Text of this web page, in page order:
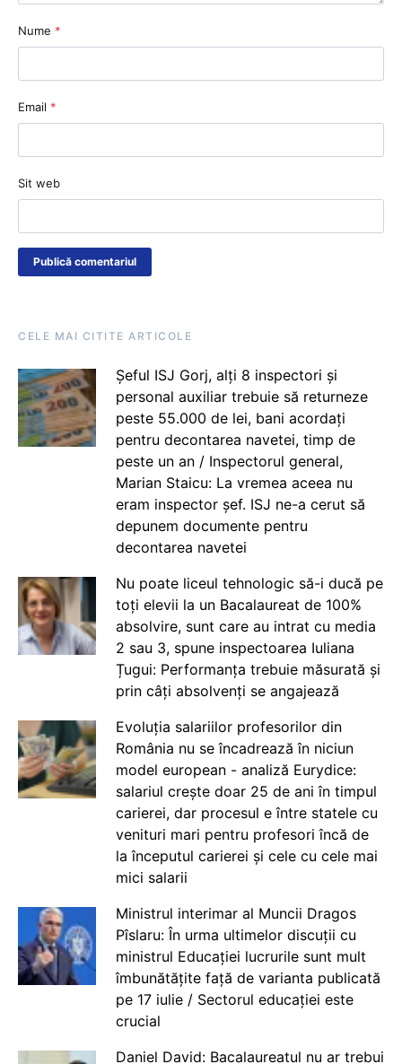
Nume *
Email *
Sit web
CELE MAI CITITE ARTICOLE
Șeful ISJ Gorj, alți 8 inspectori și
personal auxiliar trebuie să returneze
peste 55.000 de lei, bani acordați
pentru decontarea navetei, timp de
peste un an / Inspectorul general,
Marian Staicu: La vremea aceea nu
eram inspector șef. ISJ ne-a cerut să
depunem documente pentru
decontarea navetei
Nu poate liceul tehnologic să-i ducă pe
toți elevii la un Bacalaureat de 100%
absolvire, sunt care au intrat cu media
2 sau 3, spune inspectoarea Iuliana
Țugui: Performanța trebuie măsurată și
prin câți absolvenți se angajează
Evoluția salariilor profesorilor din
România nu se încadrează în niciun
model european - analiză Eurydice:
salariul crește doar 25 de ani în timpul
carierei, dar procesul e între statele cu
venituri mari pentru profesori încă de
la începutul carierei și cele cu cele mai
mici salarii
Ministrul interimar al Muncii Dragos
Pîslaru: În urma ultimelor discuții cu
ministrul Educației lucrurile sunt mult
îmbunătățite față de varianta publicată
pe 17 iulie / Sectorul educației este
crucial
Daniel David: Bacalaureatul nu ar trebui